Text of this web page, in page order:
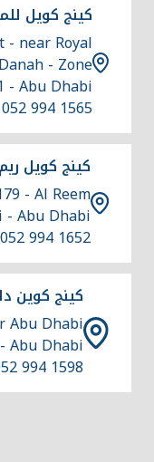
كينج كويل
- near Royal
- Zone
- Abu Dhabi
994 1565
كينج كويل
- Al Reem
Abu Dhabi
994 1652
كينج كوين
Abu Dhabi
Abu Dhabi
994 1598